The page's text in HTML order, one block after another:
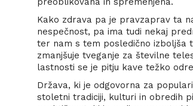
Kako zdrava pa je pravzaprav ta
nespečnost, pa ima tudi nekaj
ter nam s tem posledično izboljša
zmanjšuje tveganje za številne
lastnosti se je pitju kave težko
Država, ki je odgovorna za
stoletni tradiciji, kulturi in obredih